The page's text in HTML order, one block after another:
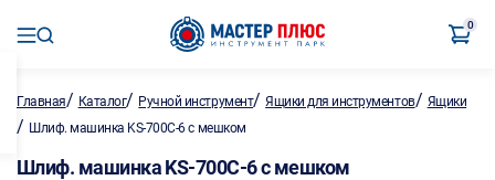
0
Главная/ Каталог/ Ручной инструмент/Ящики для инструментов/ Ящики
/ Шлиф. машинка KS-700C-6 с мешком
Шлиф. машинка KS-700C-6 с мешком